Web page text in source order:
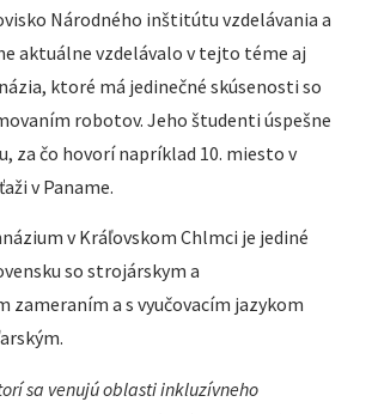
Národného inštitútu vzdelávania a
aktuálne vzdelávalo v tejto téme aj
ktoré má jedinečné skúsenosti so
robotov. Jeho študenti úspešne
za čo hovorí napríklad 10. miesto v
v Paname.
v Kráľovskom Chlmci je jediné
so strojárskym a
a s vyučovacím jazykom
sa venujú oblasti inkluzívneho